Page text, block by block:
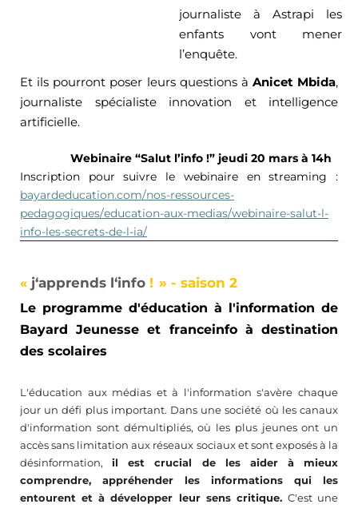
journaliste à Astrapi les
enfants vont mener
l’enquête.
Et ils pourront poser leurs questions à Anicet Mbida,
journaliste spécialiste innovation et intelligence
artificielle.
Webinaire “Salut l’info !” jeudi 20 mars à 14h
Inscription pour suivre le webinaire en streaming :
bayardeducation.com/nos-ressources-
pedagogiques/education-aux-medias/webinaire-salut-l-
info-les-secrets-de-l-ia/
« j‘apprends l‘info ! » - saison 2
Le programme d'éducation à l'information de
Bayard Jeunesse et franceinfo à destination
des scolaires
L'éducation aux médias et à l'information s'avère chaque
jour un défi plus important. Dans une société où les canaux
d'information sont démultipliés, où les plus jeunes ont un
accès sans limitation aux réseaux sociaux et sont exposés à la
désinformation, il est crucial de les aider à mieux
comprendre, appréhender les informations qui les
entourent et à développer leur sens critique. C'est une